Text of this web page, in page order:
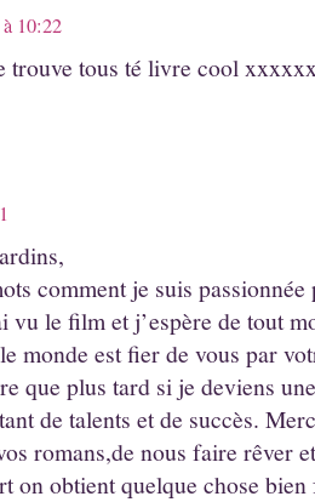
10:22
trouve tous té livre cool
comment je suis
vu le film et j’espère de tout
monde est fier de vous par
que plus tard si je deviens
de talents et de succès.
romans,de nous faire rêver
on obtient quelque chose